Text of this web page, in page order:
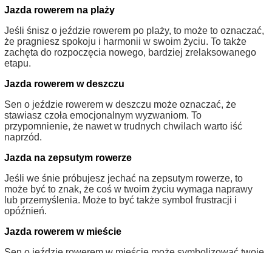
Jazda rowerem na plaży
Jeśli śnisz o jeździe rowerem po plaży, to może to oznaczać,
że pragniesz spokoju i harmonii w swoim życiu. To także
zachęta do rozpoczęcia nowego, bardziej zrelaksowanego
etapu.
Jazda rowerem w deszczu
Sen o jeździe rowerem w deszczu może oznaczać, że
stawiasz czoła emocjonalnym wyzwaniom. To
przypomnienie, że nawet w trudnych chwilach warto iść
naprzód.
Jazda na zepsutym rowerze
Jeśli we śnie próbujesz jechać na zepsutym rowerze, to
może być to znak, że coś w twoim życiu wymaga naprawy
lub przemyślenia. Może to być także symbol frustracji i
opóźnień.
Jazda rowerem w mieście